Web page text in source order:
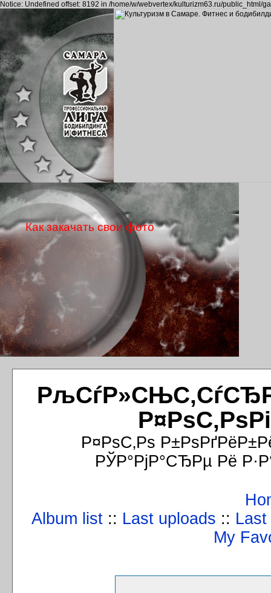
Notice: Undefined offset: 8192 in /home/w/webvertex/kulturizm63.ru/public_html/
Р¤РѕС‚Рѕ
РЎР°РјР°СЂРµ Рё
Album list :: Last uploads ::
My
Как закачать свои фото